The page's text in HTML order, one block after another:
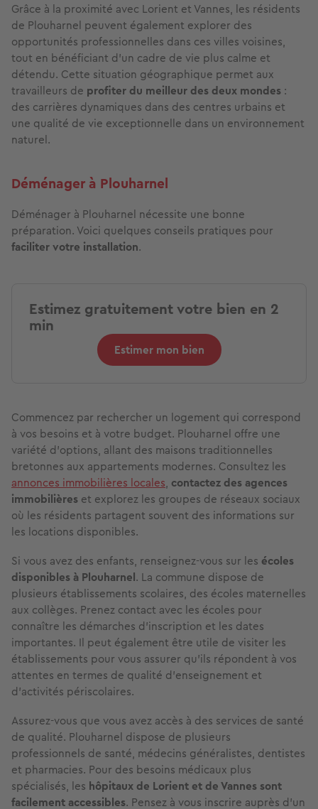
Grâce à la proximité avec Lorient et Vannes, les résidents
de Plouharnel peuvent également explorer des
opportunités professionnelles dans ces villes voisines,
tout en bénéficiant d’un cadre de vie plus calme et
détendu. Cette situation géographique permet aux
travailleurs de profiter du meilleur des deux mondes :
des carrières dynamiques dans des centres urbains et
une qualité de vie exceptionnelle dans un environnement
naturel.
Déménager à Plouharnel
Déménager à Plouharnel nécessite une bonne
préparation. Voici quelques conseils pratiques pour
faciliter votre installation.
Estimez gratuitement votre bien en 2
min
Estimer mon bien
Commencez par rechercher un logement qui correspond
à vos besoins et à votre budget. Plouharnel offre une
variété d'options, allant des maisons traditionnelles
bretonnes aux appartements modernes. Consultez les
annonces immobilières locales, contactez des agences
immobilières et explorez les groupes de réseaux sociaux
où les résidents partagent souvent des informations sur
les locations disponibles.
Si vous avez des enfants, renseignez-vous sur les écoles
disponibles à Plouharnel. La commune dispose de
plusieurs établissements scolaires, des écoles maternelles
aux collèges. Prenez contact avec les écoles pour
connaître les démarches d’inscription et les dates
importantes. Il peut également être utile de visiter les
établissements pour vous assurer qu'ils répondent à vos
attentes en termes de qualité d’enseignement et
d’activités périscolaires.
Assurez-vous que vous avez accès à des services de santé
de qualité. Plouharnel dispose de plusieurs
professionnels de santé, médecins généralistes, dentistes
et pharmacies. Pour des besoins médicaux plus
spécialisés, les hôpitaux de Lorient et de Vannes sont
facilement accessibles. Pensez à vous inscrire auprès d’un